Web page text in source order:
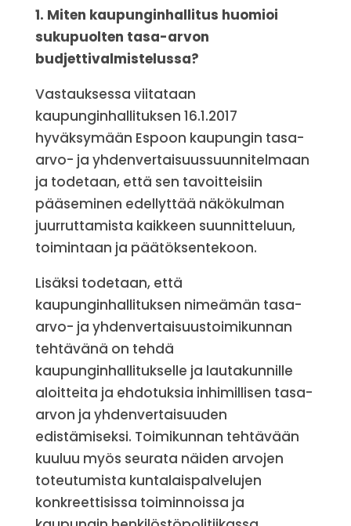
1. Miten kaupunginhallitus huomioi
sukupuolten tasa-arvon
budjettivalmistelussa?
Vastauksessa viitataan
kaupunginhallituksen 16.1.2017
hyväksymään Espoon kaupungin tasa-
arvo- ja yhdenvertaisuussuunnitelmaan
ja todetaan, että sen tavoitteisiin
pääseminen edellyttää näkökulman
juurruttamista kaikkeen suunnitteluun,
toimintaan ja päätöksentekoon.
Lisäksi todetaan, että
kaupunginhallituksen nimeämän tasa-
arvo- ja yhdenvertaisuustoimikunnan
tehtävänä on tehdä
kaupunginhallitukselle ja lautakunnille
aloitteita ja ehdotuksia inhimillisen tasa-
arvon ja yhdenvertaisuuden
edistämiseksi. Toimikunnan tehtävään
kuuluu myös seurata näiden arvojen
toteutumista kuntalaispalvelujen
konkreettisissa toiminnoissa ja